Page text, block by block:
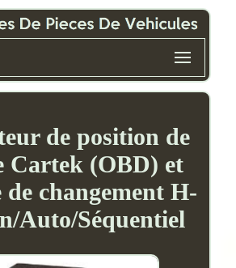
de position de
Cartek (OBD) et
changement H-
Auto/Séquentiel